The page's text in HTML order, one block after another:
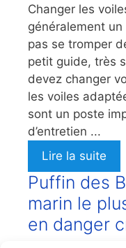
Changer les
généralement
pas se tromper
petit guide, très
devez changer
les voiles
sont un poste
d’entretien ...
Lire la suite
Puffin des
marin le
en danger